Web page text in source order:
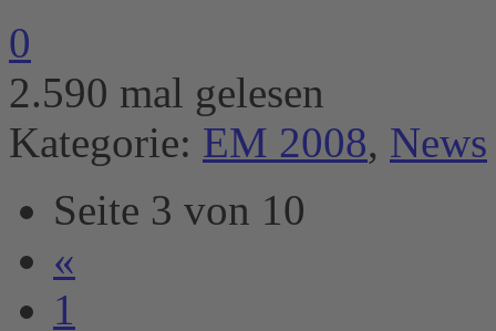
0
2.590 mal gelesen
Kategorie: EM 2008, News
Seite 3 von 10
«
1